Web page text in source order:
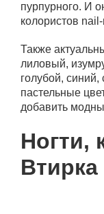
пурпурного. И
колористов
Также
лиловый,
голубой,
пастельные
добавить
Ногти,
Втирка